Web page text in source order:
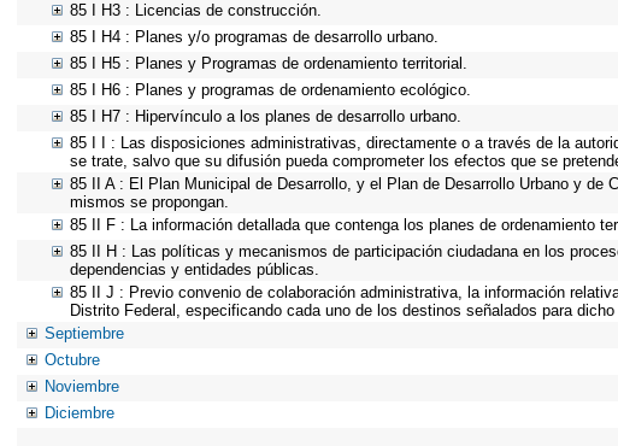
85 I H3 : Licencias de construcción.
85 I H4 : Planes y/o programas de desarrollo urbano.
85 I H5 : Planes y Programas de ordenamiento territorial.
85 I H6 : Planes y programas de ordenamiento ecológico.
85 I H7 : Hipervínculo a los planes de desarrollo urbano.
85 I I : Las disposiciones administrativas, directamente o a través de la
se trate, salvo que su difusión pueda comprometer los efectos que se
85 II A : El Plan Municipal de Desarrollo, y el Plan de Desarrollo Urbano y
mismos se propongan.
85 II F : La información detallada que contenga los planes de ordenamiento
85 II H : Las políticas y mecanismos de participación ciudadana en los
dependencias y entidades públicas.
85 II J : Previo convenio de colaboración administrativa, la información
Distrito Federal, especificando cada uno de los destinos señalados para
Septiembre
Octubre
Noviembre
Diciembre